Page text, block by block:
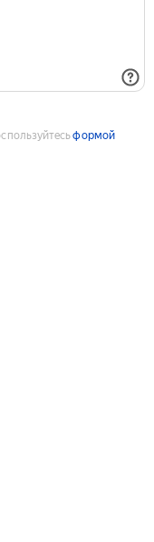
формой